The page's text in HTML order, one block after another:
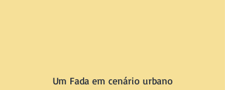
Um Fada em cenário urbano